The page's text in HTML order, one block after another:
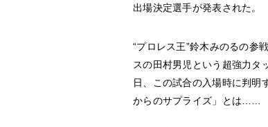
出場決定選手が発表された。
“プロレス王”鈴木みのるの参
スの田村男児という超強力タ
日、この試合の入場時に判明
からのサプライズ」とは……